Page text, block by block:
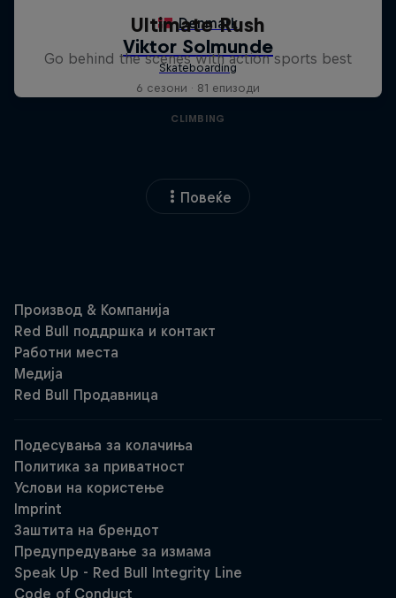
Ultimate Rush
Go behind the scenes with action sports best
6 сезони · 81 епизоди
CLIMBING
Повеќе